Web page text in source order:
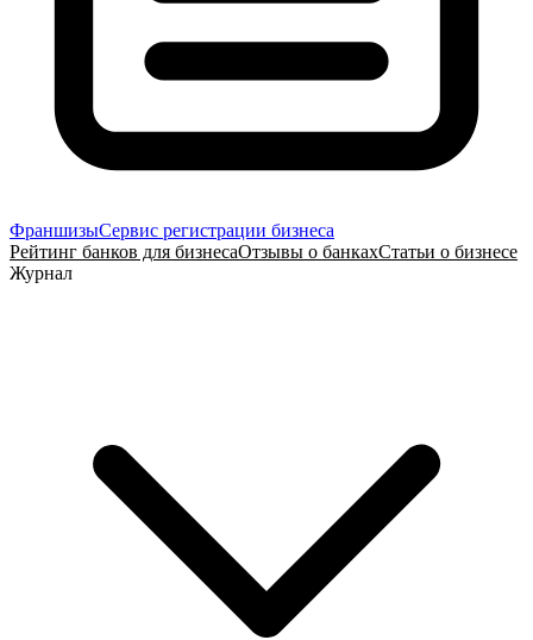
ФраншизыСервис регистрации бизнеса
Рейтинг банков для бизнесаОтзывы о банкахСтатьи о бизнесе
Журнал